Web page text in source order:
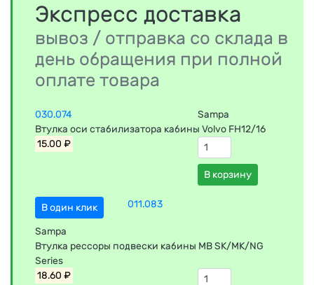
Экспресс доставка
вывоз / отправка со склада в
день обращения при полной
оплате товара
030.074
Sampa
Втулка оси стабилизатора кабины Volvo FH12/16
15.00 ₽
В корзину
В один клик 011.083
Sampa
Втулка рессоры подвески кабины MB SK/MK/NG
Series
18.60 ₽